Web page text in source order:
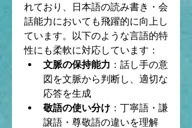
れており、日本語の読み書き・会
話能力においても飛躍的に向上し
ています。以下のような言語的特
性にも柔軟に対応しています：
文脈の保持能力 ：話し手の意
図を文脈から判断し、適切な
応答を生成
敬語の使い分け ：丁寧語・謙
譲語・尊敬語の違いを理解